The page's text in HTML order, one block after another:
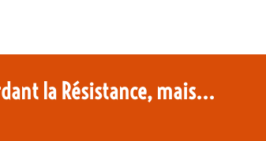
la Résistance, mais...